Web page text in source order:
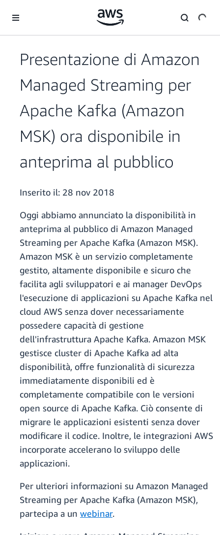
Presentazione di Amazon
Managed Streaming per
Apache Kafka (Amazon
MSK) ora disponibile in
anteprima al pubblico
Inserito il: 28 nov 2018
Oggi abbiamo annunciato la disponibilità in
anteprima al pubblico di Amazon Managed
Streaming per Apache Kafka (Amazon MSK).
Amazon MSK è un servizio completamente
gestito, altamente disponibile e sicuro che
facilita agli sviluppatori e ai manager DevOps
l'esecuzione di applicazioni su Apache Kafka nel
cloud AWS senza dover necessariamente
possedere capacità di gestione
dell'infrastruttura Apache Kafka. Amazon MSK
gestisce cluster di Apache Kafka ad alta
disponibilità, offre funzionalità di sicurezza
immediatamente disponibili ed è
completamente compatibile con le versioni
open source di Apache Kafka. Ciò consente di
migrare le applicazioni esistenti senza dover
modificare il codice. Inoltre, le integrazioni AWS
incorporate accelerano lo sviluppo delle
applicazioni.
Per ulteriori informazioni su Amazon Managed
Streaming per Apache Kafka (Amazon MSK),
partecipa a un webinar.